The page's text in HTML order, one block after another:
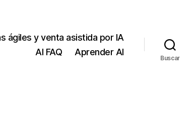
ágiles y venta asistida por IA
AI FAQ
Aprender AI
Buscar